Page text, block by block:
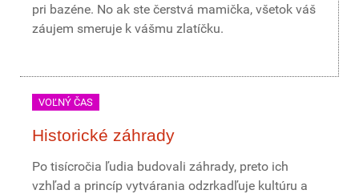
pri bazéne. No ak ste čerstvá mamička, všetok váš
záujem smeruje k vášmu zlatíčku.
VOĽNÝ ČAS
Historické záhrady
Po tisícročia ľudia budovali záhrady, preto ich
vzhľad a princíp vytvárania odzrkadľuje kultúru a